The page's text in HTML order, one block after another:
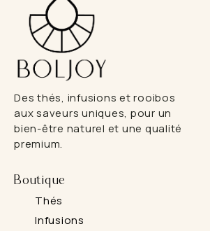
Des thés, infusions et rooibos
aux saveurs uniques, pour un
bien-être naturel et une qualité
premium.
Boutique
Thés
Infusions